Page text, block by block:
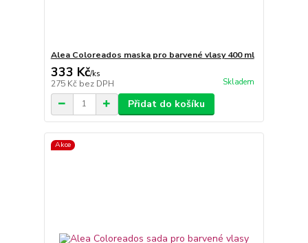
Alea Coloreados maska pro barvené vlasy 400 ml
333 Kč/ks
275 Kč bez DPH Skladem
Přidat do košíku
Akce